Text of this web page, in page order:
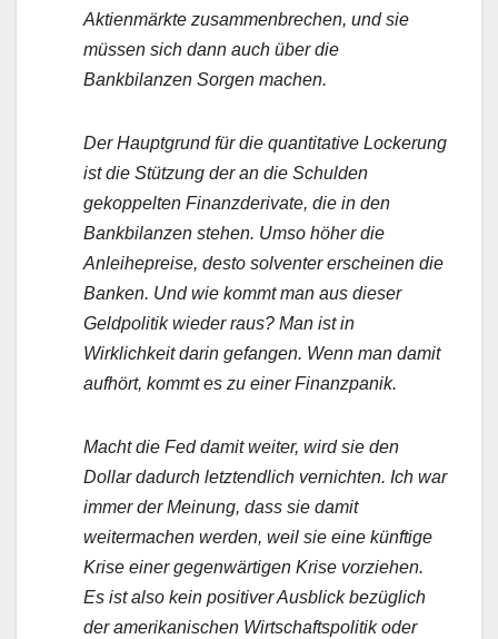
Aktienmärkte zusammenbrechen, und sie
müssen sich dann auch über die
Bankbilanzen Sorgen machen.
Der Hauptgrund für die quantitative Lockerung
ist die Stützung der an die Schulden
gekoppelten Finanzderivate, die in den
Bankbilanzen stehen. Umso höher die
Anleihepreise, desto solventer erscheinen die
Banken. Und wie kommt man aus dieser
Geldpolitik wieder raus? Man ist in
Wirklichkeit darin gefangen. Wenn man damit
aufhört, kommt es zu einer Finanzpanik.
Macht die Fed damit weiter, wird sie den
Dollar dadurch letztendlich vernichten. Ich war
immer der Meinung, dass sie damit
weitermachen werden, weil sie eine künftige
Krise einer gegenwärtigen Krise vorziehen.
Es ist also kein positiver Ausblick bezüglich
der amerikanischen Wirtschaftspolitik oder